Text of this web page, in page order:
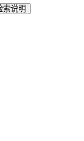
索说明